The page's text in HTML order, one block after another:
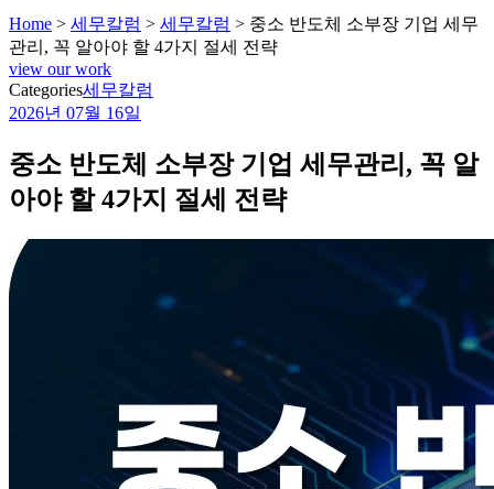
Home > 세무칼럼 > 세무칼럼 > 중소 반도체 소부장 기업 세무
관리, 꼭 알아야 할 4가지 절세 전략
view our work
Categories세무칼럼
2026년 07월 16일
중소 반도체 소부장 기업 세무관리, 꼭 알
아야 할 4가지 절세 전략